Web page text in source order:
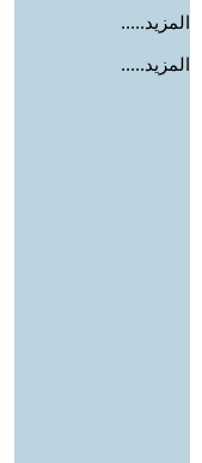
المزيد.....
المزيد.....